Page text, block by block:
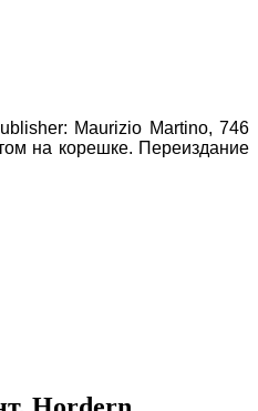
Maurizio Martino, 746
на корешке. Переиздание